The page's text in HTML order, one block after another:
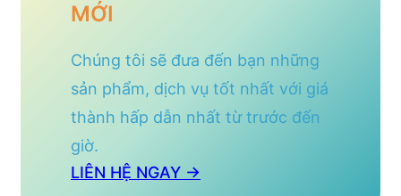
MỚI
Chúng tôi sẽ đưa đến bạn những
sản phẩm, dịch vụ tốt nhất với giá
thành hấp dẫn nhất từ trước đến
giờ.
LIÊN HỆ NGAY →